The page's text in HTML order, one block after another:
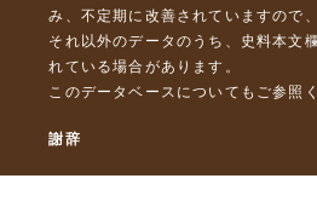
み、不定期に改善されていますので、
それ以外のデータのうち、史料本文
れている場合があります。
このデータベースについて もご参照
謝辞